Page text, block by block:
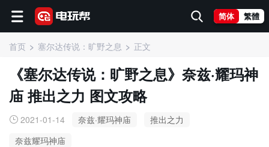
简体 繁體
首页 塞尔达传说：旷野之息 正文
《塞尔达传说：旷野之息》奈兹·耀玛神
庙 推出之力 图文攻略
2021-01-14 奈兹·耀玛神庙
推出之力
奈兹耀玛神庙